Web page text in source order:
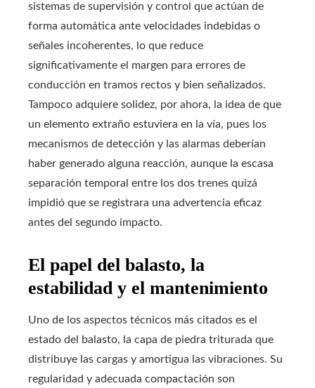
sistemas de supervisión y control que actúan de
forma automática ante velocidades indebidas o
señales incoherentes, lo que reduce
significativamente el margen para errores de
conducción en tramos rectos y bien señalizados.
Tampoco adquiere solidez, por ahora, la idea de que
un elemento extraño estuviera en la vía, pues los
mecanismos de detección y las alarmas deberían
haber generado alguna reacción, aunque la escasa
separación temporal entre los dos trenes quizá
impidió que se registrara una advertencia eficaz
antes del segundo impacto.
El papel del balasto, la
estabilidad y el mantenimiento
Uno de los aspectos técnicos más citados es el
estado del balasto, la capa de piedra triturada que
distribuye las cargas y amortigua las vibraciones. Su
regularidad y adecuada compactación son